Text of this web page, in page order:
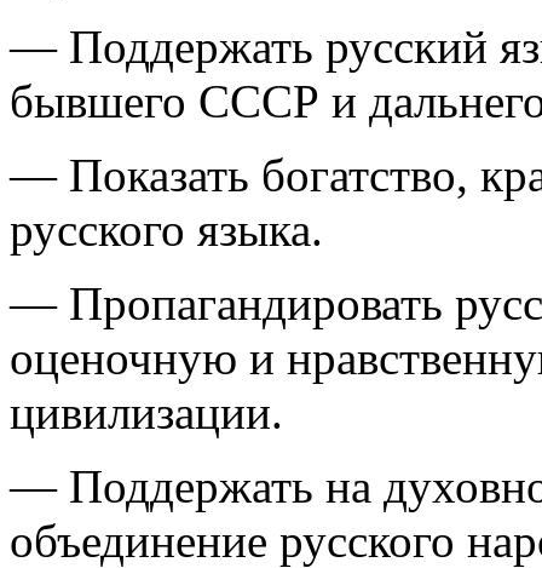
— Поддержать русский
бывшего СССР и
— Показать богатство,
русского языка.
— Пропагандировать
оценочную и
цивилизации.
— Поддержать на
объединение русского